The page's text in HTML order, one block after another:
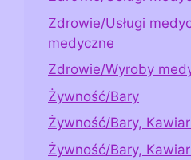
Zdrowie/Usługi
medyczne
Zdrowie/Wyroby
Żywność/Bary
Żywność/Bary,
Żywność/Bary,